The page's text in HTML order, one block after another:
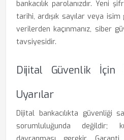
bankacılık parolanızdır. Yeni
tarihi, ardışık sayılar veya
verilerden kaçınmanız, siber
tavsiyesidir.
Dijital Güvenlik İçin
Uyarılar
Dijital bankacılıkta güvenliği
sorumluluğunda değildir;